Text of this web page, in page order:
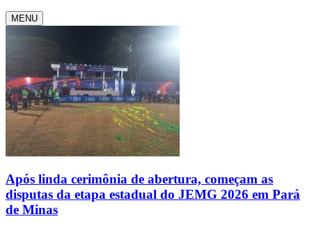
MENU
Após linda cerimônia de abertura, começam as
disputas da etapa estadual do JEMG 2026 em Pará
de Minas